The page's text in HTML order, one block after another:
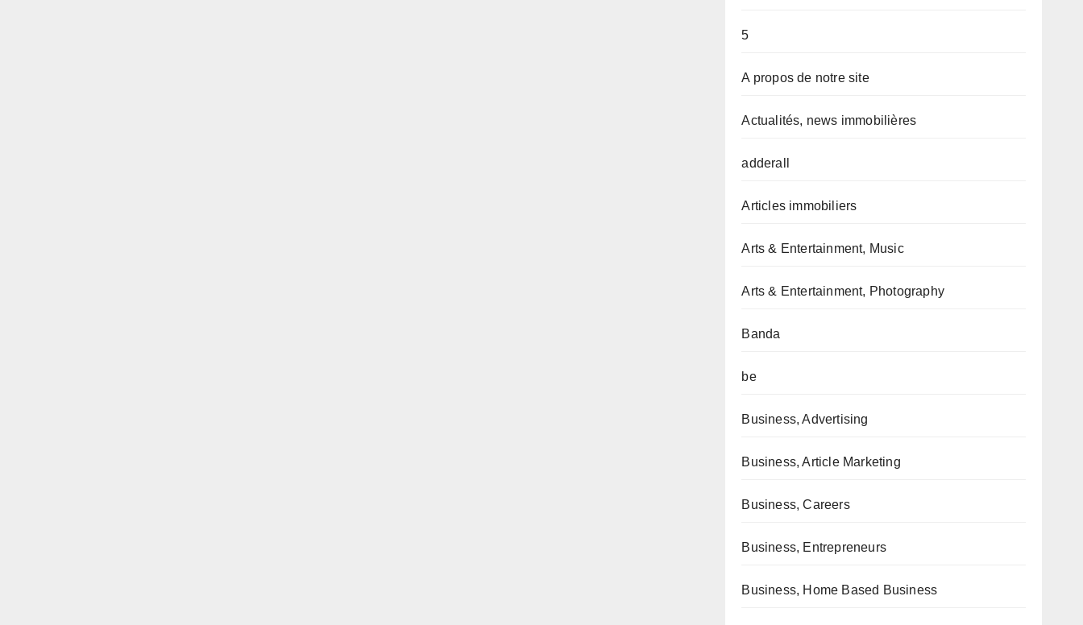
5
A propos de notre site
Actualités, news immobilières
adderall
Articles immobiliers
Arts & Entertainment, Music
Arts & Entertainment, Photography
Banda
be
Business, Advertising
Business, Article Marketing
Business, Careers
Business, Entrepreneurs
Business, Home Based Business